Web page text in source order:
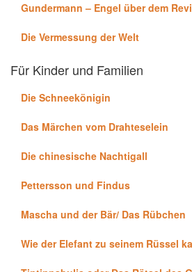
Gundermann – Engel über dem
Die Vermessung der Welt
Für Kinder und Familien
Die Schneekönigin
Das Märchen vom Drahteselein
Die chinesische Nachtigall
Pettersson und Findus
Mascha und der Bär/ Das Rübchen
Wie der Elefant zu seinem Rüssel